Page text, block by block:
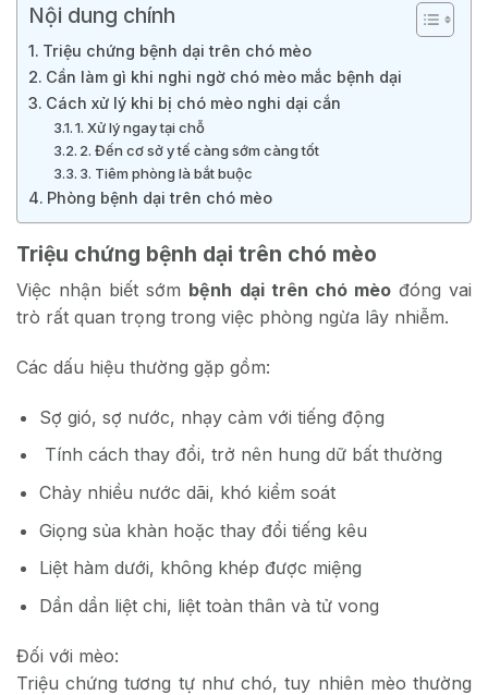
Nội dung chính
Triệu chứng bệnh dại trên chó mèo
Cần làm gì khi nghi ngờ chó mèo mắc bệnh dại
Cách xử lý khi bị chó mèo nghi dại cắn
1. Xử lý ngay tại chỗ
2. Đến cơ sở y tế càng sớm càng tốt
3. Tiêm phòng là bắt buộc
Phòng bệnh dại trên chó mèo
Triệu chứng bệnh dại trên chó mèo
Việc nhận biết sớm bệnh dại trên chó mèođóng vai
trò rất quan trọng trong việc phòng ngừa lây nhiễm.
Các dấu hiệu thường gặp gồm:
Sợ gió, sợ nước, nhạy cảm với tiếng động
Tính cách thay đổi, trở nên hung dữ bất thường
Chảy nhiều nước dãi, khó kiểm soát
Giọng sủa khàn hoặc thay đổi tiếng kêu
Liệt hàm dưới, không khép được miệng
Dần dần liệt chi, liệt toàn thân và tử vong
Đối với mèo:
Triệu chứng tương tự như chó, tuy nhiên mèo thường